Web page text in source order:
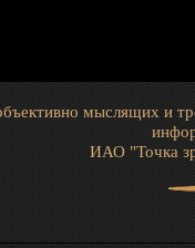
мыслящих и
ИАО "Точка